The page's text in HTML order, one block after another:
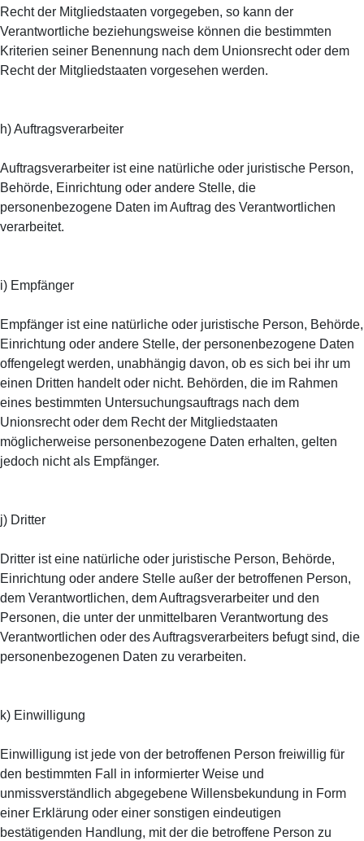
Recht der Mitgliedstaaten vorgegeben, so kann der
Verantwortliche beziehungsweise können die bestimmten
Kriterien seiner Benennung nach dem Unionsrecht oder dem
Recht der Mitgliedstaaten vorgesehen werden.
h) Auftragsverarbeiter
Auftragsverarbeiter ist eine natürliche oder juristische Person,
Behörde, Einrichtung oder andere Stelle, die
personenbezogene Daten im Auftrag des Verantwortlichen
verarbeitet.
i) Empfänger
Empfänger ist eine natürliche oder juristische Person, Behörde,
Einrichtung oder andere Stelle, der personenbezogene Daten
offengelegt werden, unabhängig davon, ob es sich bei ihr um
einen Dritten handelt oder nicht. Behörden, die im Rahmen
eines bestimmten Untersuchungsauftrags nach dem
Unionsrecht oder dem Recht der Mitgliedstaaten
möglicherweise personenbezogene Daten erhalten, gelten
jedoch nicht als Empfänger.
j) Dritter
Dritter ist eine natürliche oder juristische Person, Behörde,
Einrichtung oder andere Stelle außer der betroffenen Person,
dem Verantwortlichen, dem Auftragsverarbeiter und den
Personen, die unter der unmittelbaren Verantwortung des
Verantwortlichen oder des Auftragsverarbeiters befugt sind, die
personenbezogenen Daten zu verarbeiten.
k) Einwilligung
Einwilligung ist jede von der betroffenen Person freiwillig für
den bestimmten Fall in informierter Weise und
unmissverständlich abgegebene Willensbekundung in Form
einer Erklärung oder einer sonstigen eindeutigen
bestätigenden Handlung, mit der die betroffene Person zu